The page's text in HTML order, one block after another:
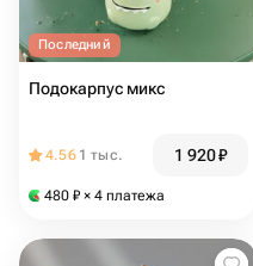
Последний
Подокарпус микс
4.56 1 тыс. 1 920₽
480 ₽ × 4 платежа